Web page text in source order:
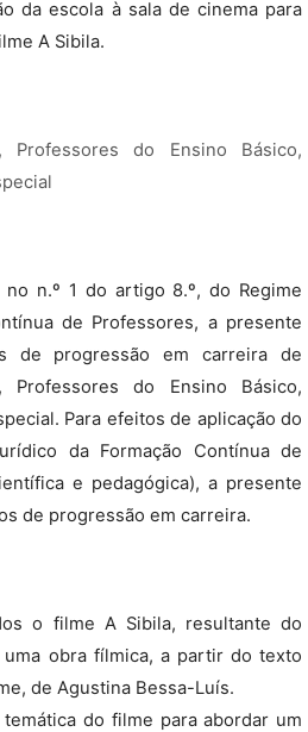
da escola à sala de cinema para
A Sibila.
Professores do Ensino Básico,
n.º 1 do artigo 8.º, do Regime
de Professores, a presente
de progressão em carreira de
Professores do Ensino Básico,
Para efeitos de aplicação do
da Formação Contínua de
e pedagógica), a presente
de progressão em carreira.
o filme A Sibila, resultante do
uma obra fílmica, a partir do texto
de Agustina Bessa-Luís.
do filme para abordar um